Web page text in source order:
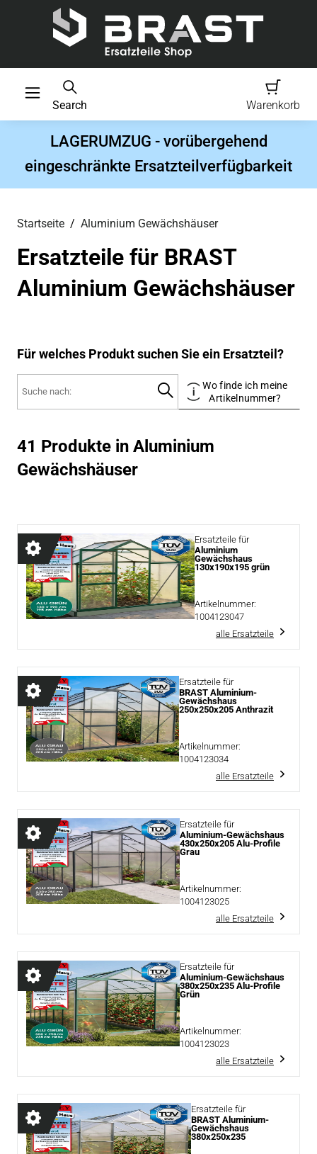
Search Warenkorb
LAGERUMZUG - vorübergehend
eingeschränkte Ersatzteilverfügbarkeit
Startseite Aluminium Gewächshäuser
Ersatzteile für BRAST
Aluminium Gewächshäuser
Für welches Produkt suchen Sie ein Ersatzteil?
Wo finde ich meine
Artikelnummer?
41 Produkte in Aluminium
Gewächshäuser
Ersatzteile für
Aluminium
Gewächshaus
130x190x195 grün
Artikelnummer:
1004123047
alle Ersatzteile
Ersatzteile für
BRAST Aluminium-
Gewächshaus
250x250x205 Anthrazit
Artikelnummer:
1004123034
alle Ersatzteile
Ersatzteile für
Aluminium-Gewächshaus
430x250x205 Alu-Profile
Grau
Artikelnummer:
1004123025
alle Ersatzteile
Ersatzteile für
Aluminium-Gewächshaus
380x250x235 Alu-Profile
Grün
Artikelnummer:
1004123023
alle Ersatzteile
Ersatzteile für
BRAST Aluminium-
Gewächshaus
380x250x235